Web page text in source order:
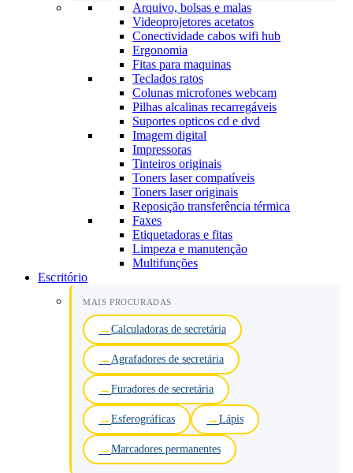
Arquivo, bolsas e malas
Videoprojetores acetatos
Conectividade cabos wifi hub
Ergonomia
Fitas para maquinas
Teclados ratos
Colunas microfones webcam
Pilhas alcalinas recarregáveis
Suportes opticos cd e dvd
Imagem digital
Impressoras
Tinteiros originais
Toners laser compatíveis
Toners laser originais
Reposição transferência térmica
Faxes
Etiquetadoras e fitas
Limpeza e manutenção
Multifunções
Escritório
MAIS PROCURADAS
Calculadoras de secretária
Agrafadores de secretária
Furadores de secretária
Esferográficas Lápis
Marcadores permanentes